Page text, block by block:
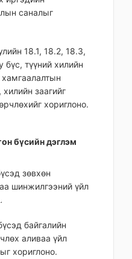
саналыг
18.1, 18.2, 18.3,
бүс, түүний хилийн
хамгаалалтын
заагийг
хориглоно.
бүсийн дэглэм
зөвхөн
шинжилгээний үйл
байгалийн
аливаа үйл
хориглоно.